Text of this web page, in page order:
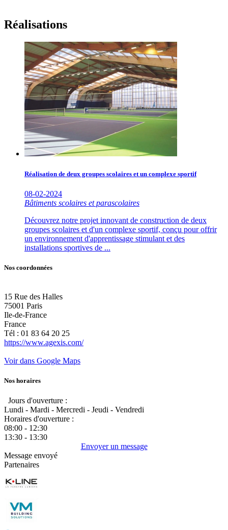
Réalisations
Réalisation de deux groupes scolaires et un complexe sportif
08-02-2024
Bâtiments scolaires et parascolaires
Découvrez notre projet innovant de construction de deux
groupes scolaires et d'un complexe sportif, conçu pour offrir
un environnement d'apprentissage stimulant et des
installations sportives de ...
Nos coordonnées
15 Rue des Halles
75001 Paris
Ile-de-France
France
Tél : 01 83 64 20 25
https://www.agexis.com/
Voir dans Google Maps
Nos horaires
Jours d'ouverture :
Lundi - Mardi - Mercredi - Jeudi - Vendredi
Horaires d'ouverture :
08:00 - 12:30
13:30 - 13:30
Envoyer un message
Message envoyé
Partenaires